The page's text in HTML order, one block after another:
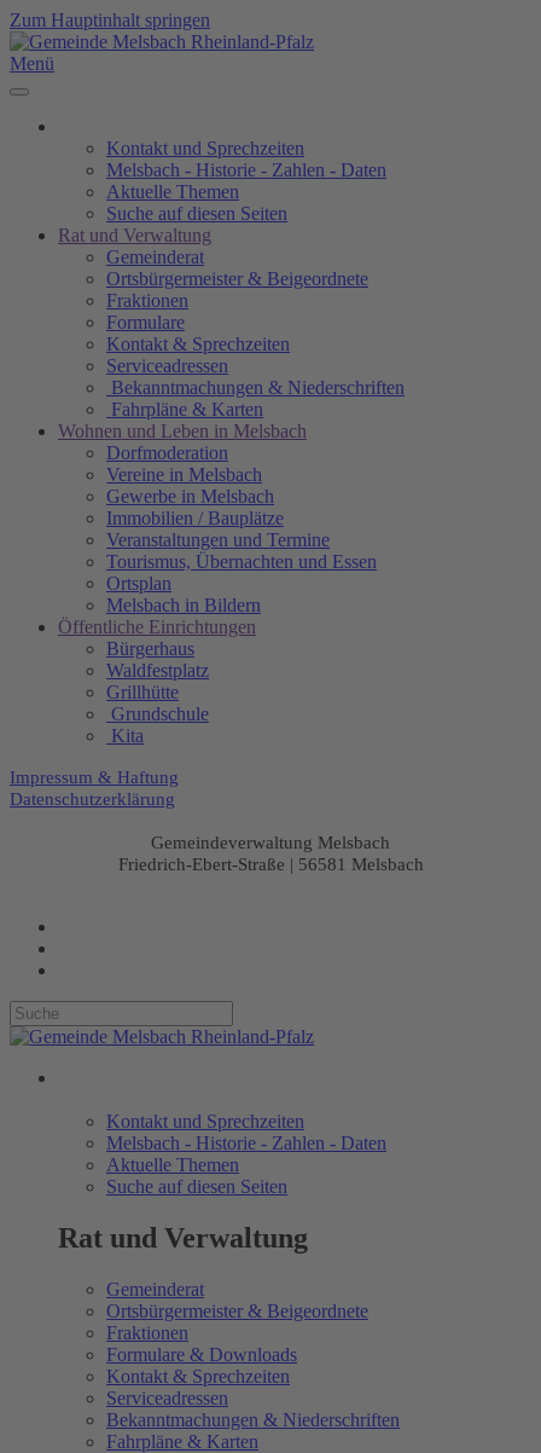
Zum Hauptinhalt springen
Menü
Kontakt und Sprechzeiten
Melsbach - Historie - Zahlen - Daten
Aktuelle Themen
Suche auf diesen Seiten
Rat und Verwaltung
Gemeinderat
Ortsbürgermeister & Beigeordnete
Fraktionen
Formulare
Kontakt & Sprechzeiten
Serviceadressen
Bekanntmachungen & Niederschriften
Fahrpläne & Karten
Wohnen und Leben in Melsbach
Dorfmoderation
Vereine in Melsbach
Gewerbe in Melsbach
Immobilien / Bauplätze
Veranstaltungen und Termine
Tourismus, Übernachten und Essen
Ortsplan
Melsbach in Bildern
Öffentliche Einrichtungen
Bürgerhaus
Waldfestplatz
Grillhütte
Grundschule
Kita
Impressum & Haftung
Datenschutzerklärung
Gemeindeverwaltung Melsbach
Friedrich-Ebert-Straße | 56581 Melsbach
Kontakt und Sprechzeiten
Melsbach - Historie - Zahlen - Daten
Aktuelle Themen
Suche auf diesen Seiten
Rat und Verwaltung
Gemeinderat
Ortsbürgermeister & Beigeordnete
Fraktionen
Formulare & Downloads
Kontakt & Sprechzeiten
Serviceadressen
Bekanntmachungen & Niederschriften
Fahrpläne & Karten